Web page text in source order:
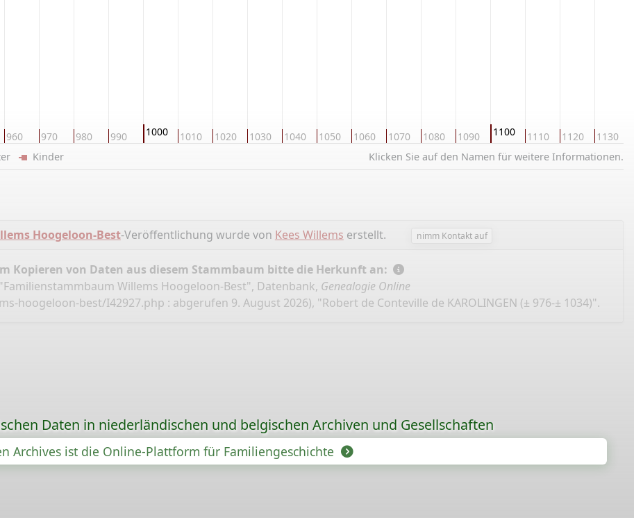
960 970 980 990 1000 1010 1020 1030 1040 1050 1060 1070 1080 1090 1100 1110 1120 1130
Klicken Sie auf den Namen für weitere Informationen.
Kinder
Hoogeloon-Best-Veröffentlichung wurde von Kees Willems erstellt. nimm Kontakt auf
Kopieren von Daten aus diesem Stammbaum bitte die Herkunft an:
Willems Hoogeloon-Best", Datenbank, Genealogie Online
hoogeloon-best/I42927.php : abgerufen 9. August 2026), "Robert de Conteville de KAROLINGEN (± 976-± 1034)".
Daten in niederländischen und belgischen Archiven und Gesellschaften
Archives ist die Online-Plattform für Familiengeschichte